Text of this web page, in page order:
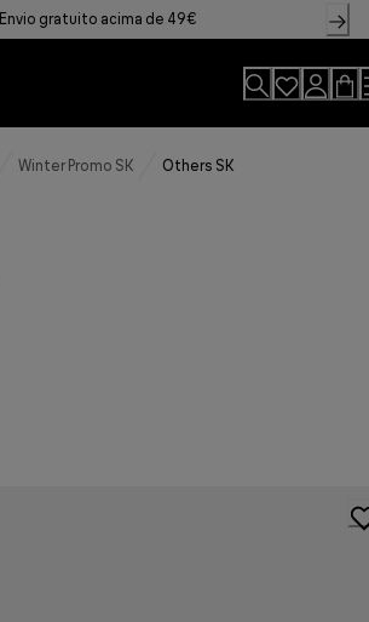
Envio gratuito acima de 49€
Winter Promo SK Others SK